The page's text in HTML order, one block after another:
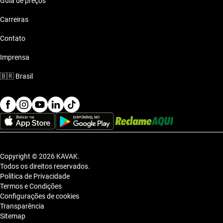
Carreiras
Contato
Imprensa
🇧🇷 Brasil
Copyright © 2026 KAVAK.
Todos os direitos reservados.
Política de Privacidade
Termos e Condições
Configurações de cookies
Transparência
Sitemap